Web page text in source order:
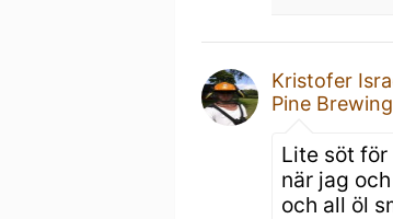
Kristofer
Pine
Lite söt
när jag och
och all öl